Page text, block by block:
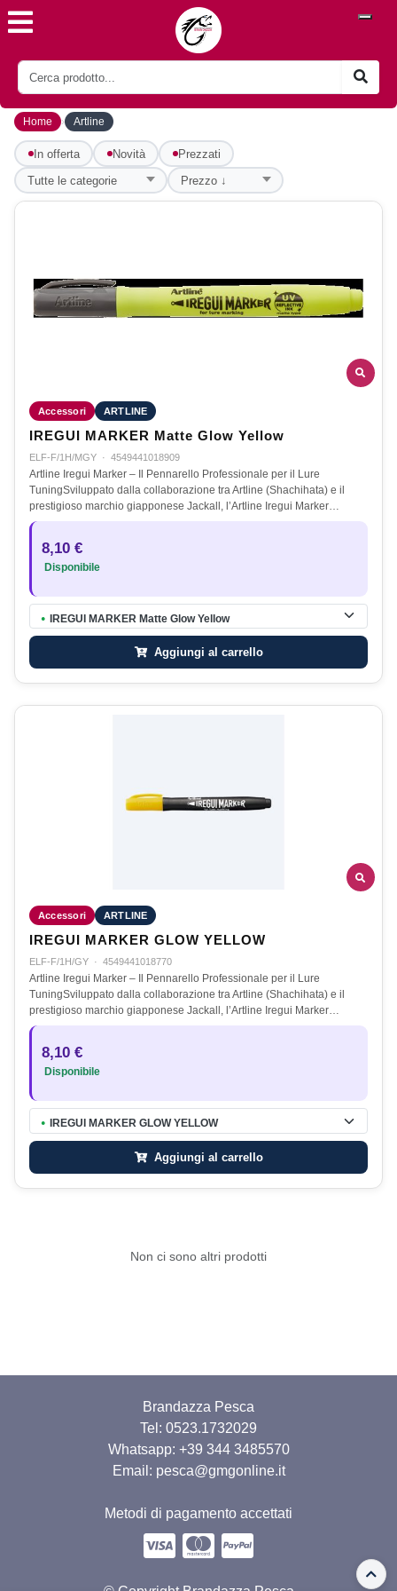
Home › Artline
In offerta Novità Prezzati
Accessori ARTLINE
IREGUI MARKER Matte Glow Yellow
ELF-F/1H/MGY · 4549441018909
Artline Iregui Marker – Il Pennarello Professionale per il Lure
TuningSviluppato dalla collaborazione tra Artline (Shachihata) e il
prestigioso marchio giapponese Jackall, l’Artline Iregui Marker…
8,10 €
Disponibile
● IREGUI MARKER Matte Glow Yellow
Aggiungi al carrello
Accessori ARTLINE
IREGUI MARKER GLOW YELLOW
ELF-F/1H/GY · 4549441018770
Artline Iregui Marker – Il Pennarello Professionale per il Lure
TuningSviluppato dalla collaborazione tra Artline (Shachihata) e il
prestigioso marchio giapponese Jackall, l’Artline Iregui Marker…
8,10 €
Disponibile
● IREGUI MARKER GLOW YELLOW
Aggiungi al carrello
Non ci sono altri prodotti
Brandazza Pesca
Tel: 0523.1732029
Whatsapp: +39 344 3485570
Email: pesca@gmgonline.it
Metodi di pagamento accettati